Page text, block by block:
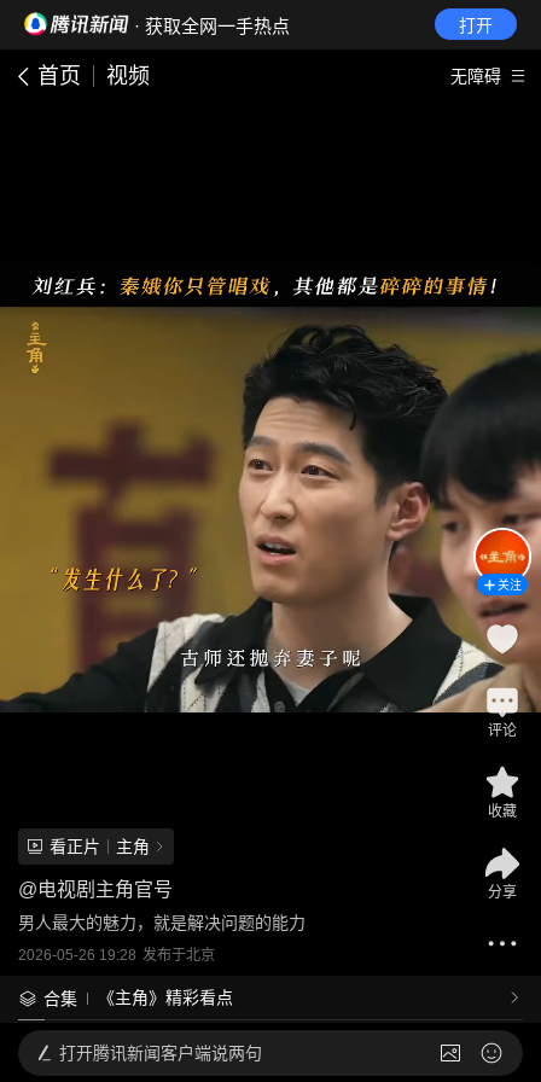
· 获取全网一手热点 打开
首页 视频 无障碍
看正片 主角
@电视剧主角官号
男人最大的魅力，就是解决问题的能力
2026-05-26 19:28 发布于北京
合集 《主角》精彩看点
关注
评论
收藏
分享
打开腾讯新闻客户端说两句